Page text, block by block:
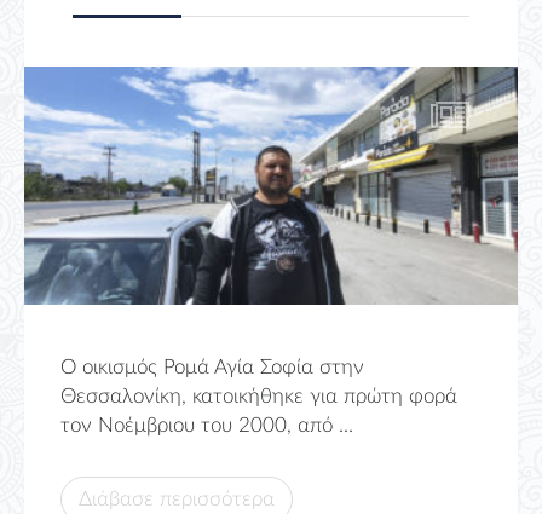
Ο οικισμός Ρομά Αγία Σοφία στην
Θεσσαλονίκη, κατοικήθηκε για πρώτη φορά
τον Νοέμβριου του 2000, από ...
Διάβασε περισσότερα